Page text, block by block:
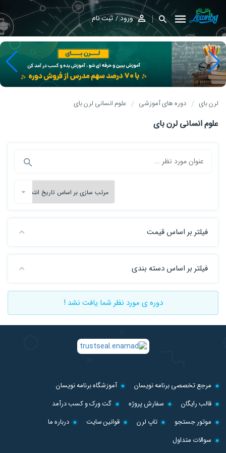
ورود ثبت نام
لرن بای دوره های آموزشی علوم انسانی لرن بای
علوم انسانی لرن بای
فیلتر بر اساس قیمت
فیلتر بر اساس دسته بندی
دوره ی مورد نظر شما یافت نشد !
مرجع تخصصی برنامه نویسان
آموزشگاه برنامه نویسان
قالب رایگان
سفارش پروژه
گت ورک و کسب درآمد
موتور جستجو
تاپ لرن قوانین سایت
درباره ما
سوالات متداول